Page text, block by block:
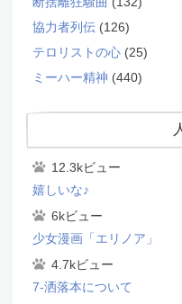
協力者列伝(126)
テロリストの心(25)
ミーハー精神 (440)
12.3kビュー
嬉しいな♪
6kビュー
少女漫画「エリノア」
4.7kビュー
7-洒落本について